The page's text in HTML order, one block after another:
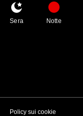
Sera Notte
Policy sui cookie